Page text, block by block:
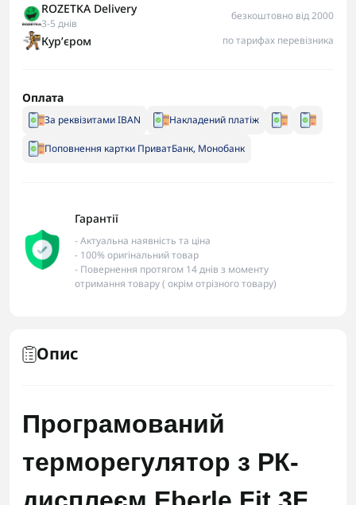
ROZETKA Delivery
3-5 днів
безкоштовно від 2000
Курʼєром по тарифах перевізника
Оплата
За реквізитами IBAN Накладений платіж
Поповнення картки ПриватБанк, Монобанк
Гарантії
- Актуальна наявність та ціна
- 100% оригінальний товар
- Повернення протягом 14 днів з моменту
отримання товару ( окрім отрізного товару)
Опис
Програмований
терморегулятор з РК-